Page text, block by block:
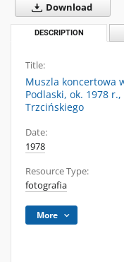
Download
DESCRIPTION
Title:
Muszla koncertowa
Podlaski, ok. 1978
Trzcińskiego
Date:
1978
Resource Type:
fotografia
More